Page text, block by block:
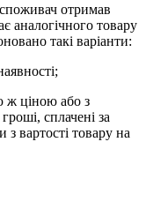
отримав
аналогічного товару
такі варіанти:
ж ціною або з
сплачені за
вартості товару на